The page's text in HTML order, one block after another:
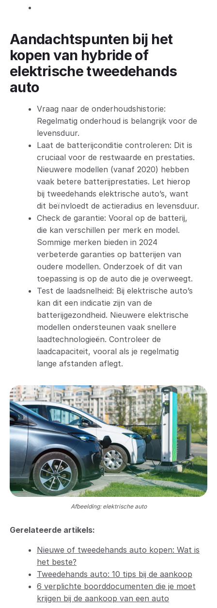
Aandachtspunten bij het
kopen van hybride of
elektrische tweedehands
auto
Vraag naar de onderhoudshistorie:
Regelmatig onderhoud is belangrijk voor de
levensduur.
Laat de batterijconditie controleren: Dit is
cruciaal voor de restwaarde en prestaties.
Nieuwere modellen (vanaf 2020) hebben
vaak betere batterijprestaties. Let hierop
bij tweedehands elektrische auto’s, want
dit beïnvloedt de actieradius en levensduur.
Check de garantie: Vooral op de batterij,
die kan verschillen per merk en model.
Sommige merken bieden in 2024
verbeterde garanties op batterijen van
oudere modellen. Onderzoek of dit van
toepassing is op de auto die je overweegt.
Test de laadsnelheid: Bij elektrische auto’s
kan dit een indicatie zijn van de
batterijgezondheid. Nieuwere elektrische
modellen ondersteunen vaak snellere
laadtechnologieën. Controleer de
laadcapaciteit, vooral als je regelmatig
lange afstanden aflegt.
Afbeelding: elektrische auto
Gerelateerde artikels:
Nieuwe of tweedehands auto kopen: Wat is
het beste?
Tweedehands auto: 10 tips bij de aankoop
6 verplichte boorddocumenten die je moet
krijgen bij de aankoop van een auto